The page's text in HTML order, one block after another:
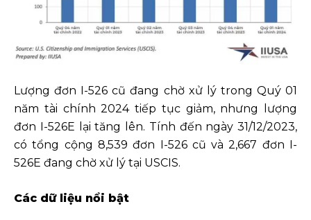
Lượng đơn I-526 cũ đang chờ xử lý trong Quý 01
năm tài chính 2024 tiếp tục giảm, nhưng lượng
đơn I-526E lại tăng lên. Tính đến ngày 31/12/2023,
có tổng cộng 8,539 đơn I-526 cũ và 2,667 đơn I-
526E đang chờ xử lý tại USCIS.
Các dữ liệu nổi bật